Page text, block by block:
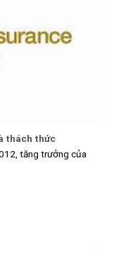
thách thức
tăng trưởng của